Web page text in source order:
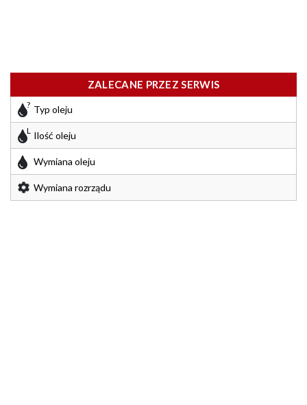
ZALECANE PRZEZ SERWIS
Typ oleju
Ilość oleju
Wymiana oleju
Wymiana rozrządu